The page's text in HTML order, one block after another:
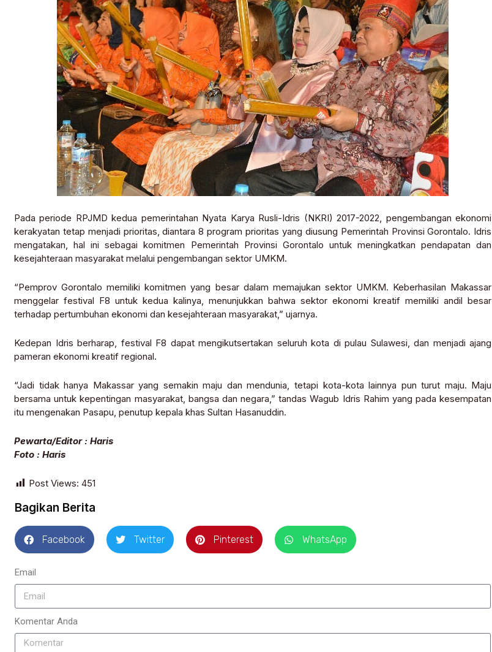
Pada periode RPJMD kedua pemerintahan Nyata Karya Rusli-Idris (NKRI) 2017-2022, pengembangan ekonomi
kerakyatan tetap menjadi prioritas, diantara 8 program prioritas yang diusung Pemerintah Provinsi Gorontalo. Idris
mengatakan, hal ini sebagai komitmen Pemerintah Provinsi Gorontalo untuk meningkatkan pendapatan dan
kesejahteraan masyarakat melalui pengembangan sektor UMKM.
“Pemprov Gorontalo memiliki komitmen yang besar dalam memajukan sektor UMKM. Keberhasilan Makassar
menggelar festival F8 untuk kedua kalinya, menunjukkan bahwa sektor ekonomi kreatif memiliki andil besar
terhadap pertumbuhan ekonomi dan kesejahteraan masyarakat,” ujarnya.
Kedepan Idris berharap, festival F8 dapat mengikutsertakan seluruh kota di pulau Sulawesi, dan menjadi ajang
pameran ekonomi kreatif regional.
“Jadi tidak hanya Makassar yang semakin maju dan mendunia, tetapi kota-kota lainnya pun turut maju. Maju
bersama untuk kepentingan masyarakat, bangsa dan negara,” tandas Wagub Idris Rahim yang pada kesempatan
itu mengenakan Pasapu, penutup kepala khas Sultan Hasanuddin.
Pewarta/Editor : Haris
Foto : Haris
Post Views: 451
Bagikan Berita
Facebook Twitter Pinterest WhatsApp
Email
Komentar Anda